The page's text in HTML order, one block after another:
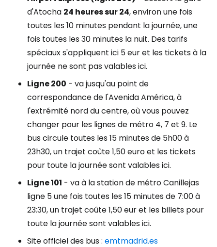
d'Atocha 24 heures sur 24, environ une fois
toutes les 10 minutes pendant la journée, une
fois toutes les 30 minutes la nuit. Des tarifs
spéciaux s'appliquent ici 5 eur et les tickets à la
journée ne sont pas valables ici.
Ligne 200 - va jusqu'au point de
correspondance de l'Avenida América, à
l'extrémité nord du centre, où vous pouvez
changer pour les lignes de métro 4, 7 et 9. Le
bus circule toutes les 15 minutes de 5h00 à
23h30, un trajet coûte 1,50 euro et les tickets
pour toute la journée sont valables ici.
Ligne 101 - va à la station de métro Canillejas
ligne 5 une fois toutes les 15 minutes de 7:00 à
23:30, un trajet coûte 1,50 eur et les billets pour
toute la journée sont valables ici.
Site officiel des bus : emtmadrid.es